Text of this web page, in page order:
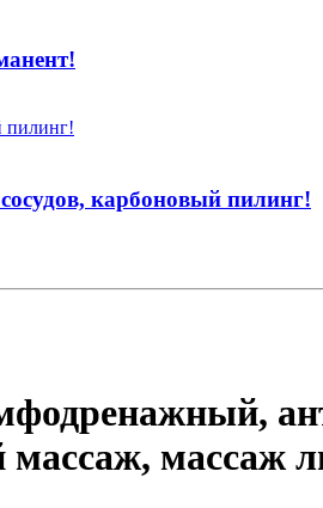
карбоновый пилинг!
массаж